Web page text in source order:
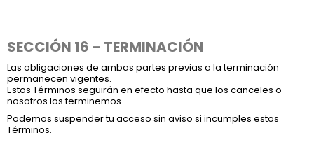
SECCIÓN 16 – TERMINACIÓN
Las obligaciones de ambas partes previas a la terminación
permanecen vigentes.
Estos Términos seguirán en efecto hasta que los canceles o
nosotros los terminemos.
Podemos suspender tu acceso sin aviso si incumples estos
Términos.